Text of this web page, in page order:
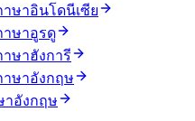
ษาอินโดนีเซีย
าษาอูรดู
ษาฮังการี
าษาอังกฤษ
าอังกฤษ